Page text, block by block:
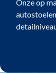
Onze op